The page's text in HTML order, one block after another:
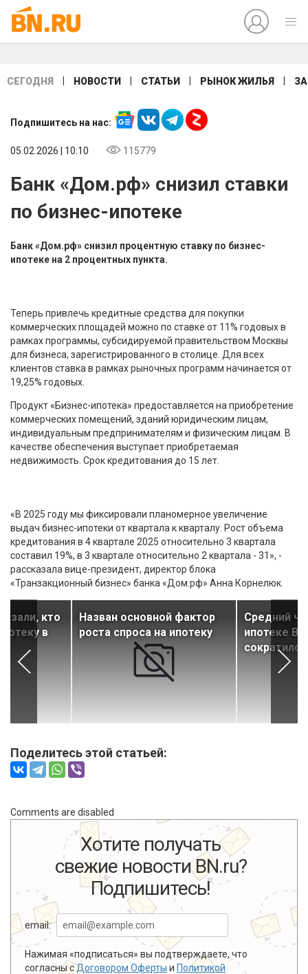
СЕГОДНЯ НОВОСТИ СТАТЬИ РЫНОК ЖИЛЬЯ
Подпишитесь на нас:
05.02.2026 | 10:10 115779
Банк «Дом.рф» снизил ставки
по бизнес-ипотеке
Банк «Дом.рф» снизил процентную ставку по бизнес-
ипотеке на 2 процентных пункта.
Теперь привлечь кредитные средства для покупки
коммерческих площадей можно по ставке от 11% годовых в
рамках программы, субсидируемой правительством Москвы
для бизнеса, зарегистрированного в столице. Для всех
клиентов ставка в рамках рыночных программ начинается от
19,25% годовых.
Продукт «Бизнес-ипотека» предоставляется на приобретение
коммерческих помещений, зданий юридическим лицам,
индивидуальным предпринимателям и физическим лицам. В
качестве обеспечения выступает приобретаемая
недвижимость. Срок кредитования до 15 лет.
«В 2025 году мы фиксировали планомерное увеличение
выдач бизнес-ипотеки от квартала к кварталу. Рост объема
кредитования в 4 квартале 2025 относительно 3 квартала
составил 19%, в 3 квартале относительно 2 квартала - 31», -
рассказала вице-президент, директор блока
«Транзакционный бизнес» банка «Дом.рф» Анна Корнелюк.
кто
в
Назван основной фактор
роста спроса на ипотеку
Средний
ипотеке
Поделитесь этой статьей:
Comments are disabled
Хотите получать
свежие новости BN.ru?
Подпишитесь!
email:
Нажимая «подписаться» вы подтверждаете, что
согласны сДоговором Оферты и Политикой